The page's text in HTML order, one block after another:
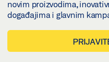
novim proizvodima,
događajima i glavnim